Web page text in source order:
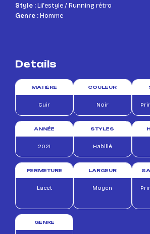
Style :Lifestyle / Running rétro
Genre :Homme
Details
MATIÈRE
Cuir
COULEUR
Noir
ANNÉE
2021
STYLES
Habillé
FERMETURE
Lacet
LARGEUR
Moyen
GENRE